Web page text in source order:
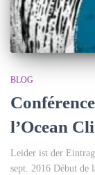
BLOG
l’Ocean
Leider ist der
sept. 2016 Début de